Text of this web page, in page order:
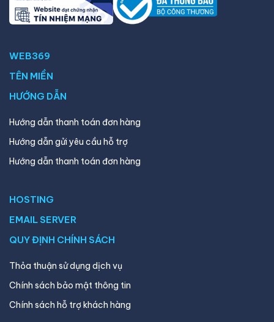
WEB369
TÊN MIỀN
HƯỚNG DẪN
Hướng dẫn thanh toán đơn hàng
Hướng dẫn gửi yêu cầu hỗ trợ
Hướng dẫn thanh toán đơn hàng
HOSTING
EMAIL SERVER
QUY ĐỊNH CHÍNH SÁCH
Thỏa thuận sử dụng dịch vụ
Chính sách bảo mật thông tin
Chính sách hỗ trợ khách hàng